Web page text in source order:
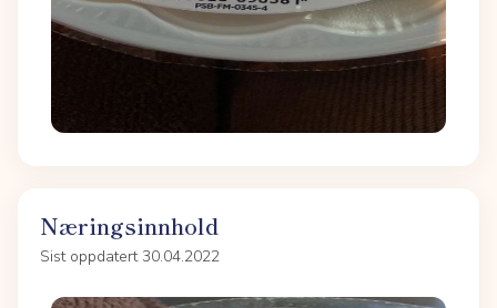
Næringsinnhold
Sist oppdatert 30.04.2022